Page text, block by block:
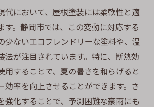
代において、屋根塗装には柔軟性と適
す。静岡市では、この変動に対応する
少ないエコフレンドリーな塗料や、温
法が注目されています。特に、断熱効
用することで、夏の暑さを和らげると
効率を向上させることができます。さ
強化することで、予測困難な豪雨にも